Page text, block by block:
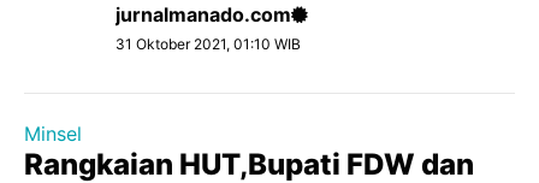
jurnalmanado.com
31 Oktober 2021, 01:10 WIB
Minsel
Rangkaian HUT,Bupati FDW dan